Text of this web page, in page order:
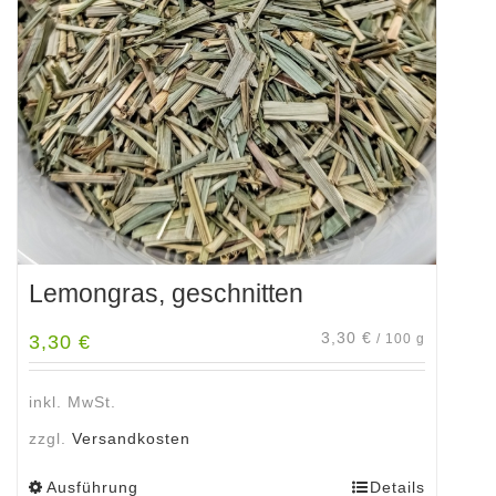
Lemongras, geschnitten
3,30 € 3,30 € / 100 g
inkl. MwSt.
zzgl. Versandkosten
Ausführung Details